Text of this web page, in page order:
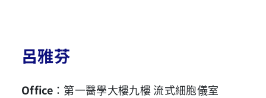
呂雅芬
Office ：第一醫學大樓九樓 流式細胞儀室